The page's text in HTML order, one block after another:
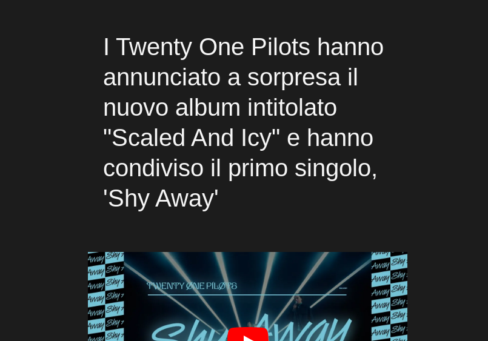
I Twenty One Pilots hanno
annunciato a sorpresa il
nuovo album intitolato
"Scaled And Icy" e hanno
condiviso il primo singolo,
'Shy Away'